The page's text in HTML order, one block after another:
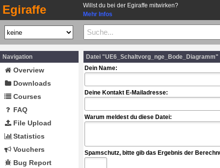
Egiraffe
Willst du bei der Egiraffe mitwirken?
Mehr Infos
Navigation
Overview
Downloads
Courses
FAQ
File Upload
Statistics
Vouchers
Bug Report
Datei
Dein Name:
Deine Kontakt E-Mailadresse:
Warum meldest du diese Datei:
Spamschutz, bitte gib das Ergebnis der